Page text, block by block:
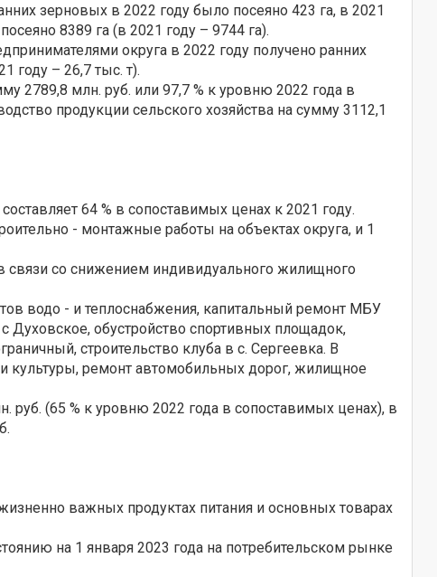
зерновых в 2022 году было посеяно 423 га, в 2021
8389 га (в 2021 году – 9744 га).
округа в 2022 году получено ранних
году – 26,7 тыс. т).
2789,8 млн. руб. или 97,7 % к уровню 2022 года в
продукции сельского хозяйства на сумму 3112,1
64 % в сопоставимых ценах к 2021 году.
- монтажные работы на объектах округа, и 1
связи со снижением индивидуального жилищного
водо - и теплоснабжения, капитальный ремонт МБУ
обустройство спортивных площадок,
строительство клуба в с. Сергеевка. В
культуры, ремонт автомобильных дорог, жилищное
руб. (65 % к уровню 2022 года в сопоставимых ценах), в
важных продуктах питания и основных товарах
на 1 января 2023 года на потребительском рынке